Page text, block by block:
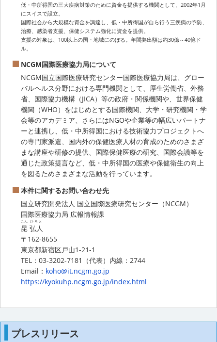
低・中所得国の三大疾病対策のために資金を提供する機関として、2002年1月
にスイスで設立。
国際社会から大規模な資金を調達し、低・中所得国が自ら行う三疾病の予防、
治療、感染者支援、保健システム強化に資金を提供。
支援の対象は、100以上の国・地域にのぼる。年間拠出額は約30億～40億ド
ル。
NCGM国際医療協力局について
NCGM国立国際医療研究センター国際医療協力局は、グロー
バルヘルス分野における専門機関として、厚生労働省、外務
省、国際協力機構（JICA）等の政府・関係機関や、世界保健
機関（WHO）をはじめとする国際機関、大学・研究機関・学
会等のアカデミア、さらにはNGOや企業等の幅広いパートナ
ーと連携し、低・中所得国における技術協力プロジェクトへ
の専門家派遣、国内外の保健医療人材の育成のためのさまざ
まな講座や研修の提供、国際保健医療の研究、国際会議等を
通じた政策提言など、低・中所得国の医療や保健衛生の向上
を図るためさまざまな活動を行っています。
本件に関するお問い合わせ先
国立研究開発法人 国立国際医療研究センター（NCGM）
国際医療協力局 広報情報課
昆
こん
弘人
ひろと
〒162-8655
東京都新宿区戸山1-21-1
TEL：03-3202-7181（代表）内線：2744
Email： koho@it.ncgm.go.jp
https://kyokuhp.ncgm.go.jp/index.html
プレスリリース